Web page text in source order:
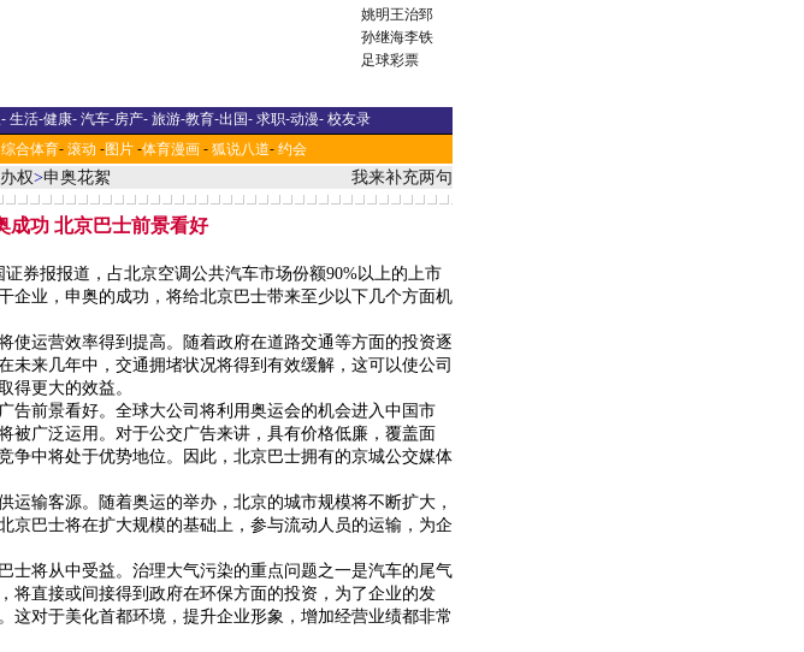
姚明王治郅
孙继海李铁
足球彩票
- 生活-健康- 汽车-房产- 旅游-教育-出国- 求职-动漫- 校友录
综合体育- 滚动 -图片 -体育漫画 - 狐说八道- 约会
权>申奥花絮 我来补充两句
成功 北京巴士前景看好
报报道，占北京空调公共汽车市场份额90%以上的上市
企业，申奥的成功，将给北京巴士带来至少以下几个方面机
运营效率得到提高。随着政府在道路交通等方面的投资逐
未来几年中，交通拥堵状况将得到有效缓解，这可以使公司
得更大的效益。
前景看好。全球大公司将利用奥运会的机会进入中国市
被广泛运用。对于公交广告来讲，具有价格低廉，覆盖面
争中将处于优势地位。因此，北京巴士拥有的京城公交媒体
输客源。随着奥运的举办，北京的城市规模将不断扩大，
京巴士将在扩大规模的基础上，参与流动人员的运输，为企
将从中受益。治理大气污染的重点问题之一是汽车的尾气
将直接或间接得到政府在环保方面的投资，为了企业的发
这对于美化首都环境，提升企业形象，增加经营业绩都非常